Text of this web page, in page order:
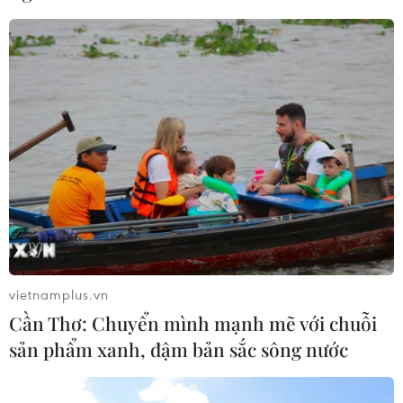
vietnamplus.vn
Cần Thơ: Chuyển mình mạnh mẽ với chuỗi
sản phẩm xanh, đậm bản sắc sông nước